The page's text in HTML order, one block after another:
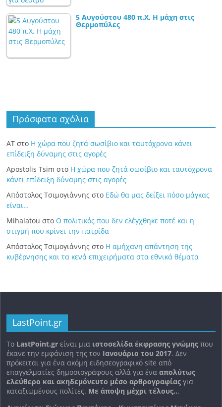
5 Αυγούστου 480 π.Χ. Η μάχη στις
Θερμοπύλες
Πρόσφατα σχόλια
ΑΤ στο Η χώρα που ζητά σωσίβιο και ταυτόχρονα κάνει
επίδειξη δύναμης στις αγορές
Apostolis Tsim στο Η χώρα που ζητά σωσίβιο και ταυτόχρονα
κάνει επίδειξη δύναμης στις αγορές
Απόστολος Τσιμογιάννης στο Εδώ θα μας δείξει πόσο μάγκας
είναι…
Mihalatou στοΟ πολιτικός που δεν ελέγχθηκε ποτέ και η
στιγμή που κρίνει την πατρίδα
Απόστολος Τσιμογιάννης στο Η αμήχανη απάντηση της
κυβέρνησης και τα κενά επιχειρήματα στα εθνικά θέματα
LastPoint.gr
To LastPoint.gr είναι μια ιστοσελίδα έκφρασης γνώμης που
έκανε την εμφάνιση της τον Ιανουάριο του 2017. Δεν
πρόκειται για ένα ακόμη ειδησεογραφικό site από
επαγγελματίες δημοσιογράφους αλλά για ένααπολύτως
ελεύθερο και ακηδεμόνευτο μέσο αρθρογραφίας για
καταξιωμένους πολίτες. Με άποψη μέχρι τέλους...